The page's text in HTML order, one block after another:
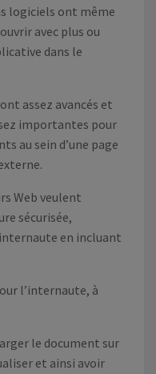
logiciels ont même
avec plus ou
dans le
assez avancés et
importantes pour
au sein d’une page
Web veulent
sécurisée,
en incluant
l’internaute, à
le document sur
et ainsi avoir